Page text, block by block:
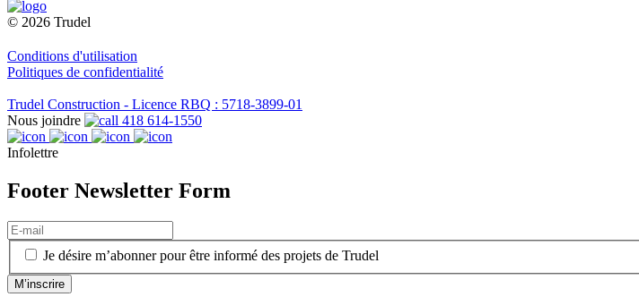
© 2026 Trudel
Conditions d'utilisation
Politiques de confidentialité
Trudel Construction - Licence RBQ : 5718-3899-01
Nous joindre
418 614-1550
Infolettre
Footer Newsletter Form
E-
mail(Nécessaire)
(Nécessaire)
Je désire m’abonner pour être informé des projets de Trudel